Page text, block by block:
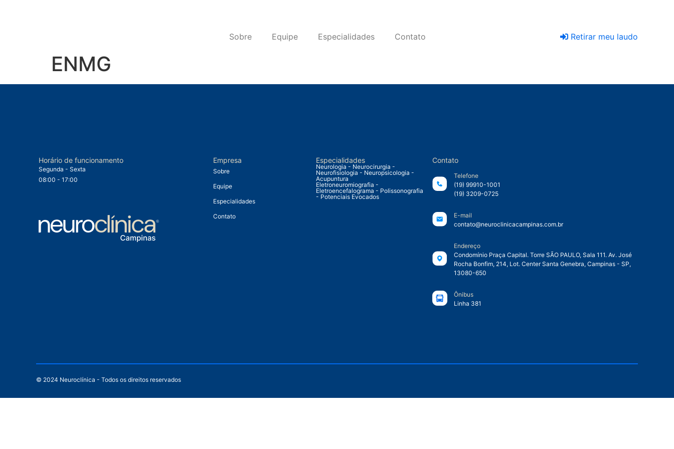
Sobre Equipe Especialidades Contato Retirar meu laudo
ENMG
Horário de funcionamento
Segunda - Sexta
08:00 - 17:00
Empresa
Sobre
Equipe
Especialidades
Contato
Especialidades
Neurologia - Neurocirurgia -
Neurofisiologia - Neuropsicologia -
Acupuntura
Eletroneuromiografia -
Eletroencefalograma - Polissonografia
- Potenciais Evocados
Contato
Telefone
(19) 99910-1001
(19) 3209-0725
E-mail
contato@neuroclinicacampinas.com.br
Endereço
Condomínio Praça Capital. Torre SÃO PAULO, Sala 111. Av. José
Rocha Bonfim, 214, Lot. Center Santa Genebra, Campinas - SP,
13080-650
Ônibus
Linha 381
© 2024 Neuroclínica - Todos os direitos reservados